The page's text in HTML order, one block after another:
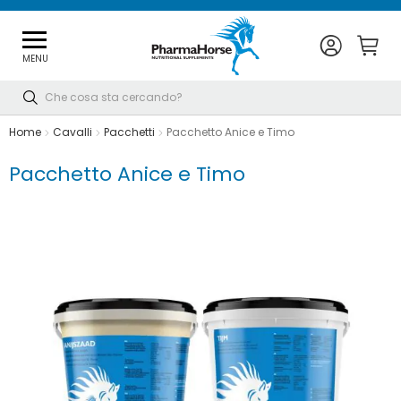
MENU
Cerca
Home Cavalli Pacchetti Pacchetto Anice e Timo
Pacchetto Anice e Timo
immagini